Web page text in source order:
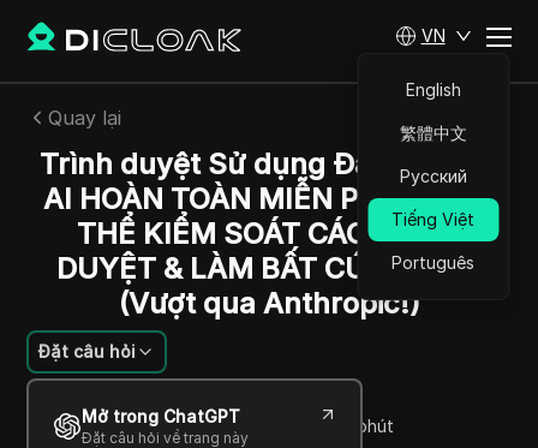
VN
English
繁體中文
Русский
Tiếng Việt
Português
Quay lại
Trình duyệt Sử dụng Đại lý: Đại lý
AI HOÀN TOÀN MIỄN PHÍ này CÓ
THỂ KIỂM SOÁT CÁC TRÌNH
DUYỆT & LÀM BẤT CỨ THỨ GÌ!
(Vượt qua Anthropic!)
Đặt câu hỏi
Mở trong ChatGPT
Đặt câu hỏi về trang này
Joao Silva
27 Th12 2024 4 Đọc trong giây phút